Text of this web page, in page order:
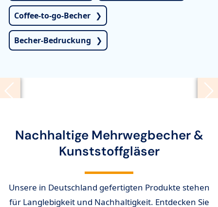
Coffee-to-go-Becher
Becher-Bedruckung
Nachhaltige Mehrwegbecher &
Kunststoffgläser
Unsere in Deutschland gefertigten Produkte stehen
für Langlebigkeit und Nachhaltigkeit. Entdecken Sie